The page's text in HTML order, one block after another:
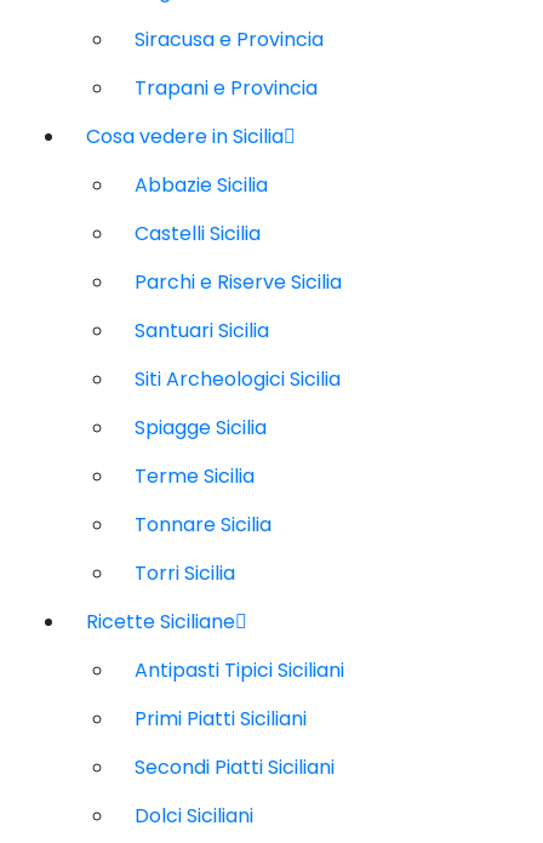
Siracusa e Provincia
Trapani e Provincia
Cosa vedere in Sicilia
Abbazie Sicilia
Castelli Sicilia
Parchi e Riserve Sicilia
Santuari Sicilia
Siti Archeologici Sicilia
Spiagge Sicilia
Terme Sicilia
Tonnare Sicilia
Torri Sicilia
Ricette Siciliane
Antipasti Tipici Siciliani
Primi Piatti Siciliani
Secondi Piatti Siciliani
Dolci Siciliani